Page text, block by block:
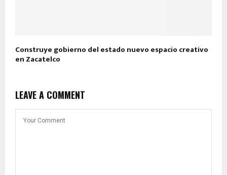
Construye gobierno del estado nuevo espacio creativo
en Zacatelco
LEAVE A COMMENT